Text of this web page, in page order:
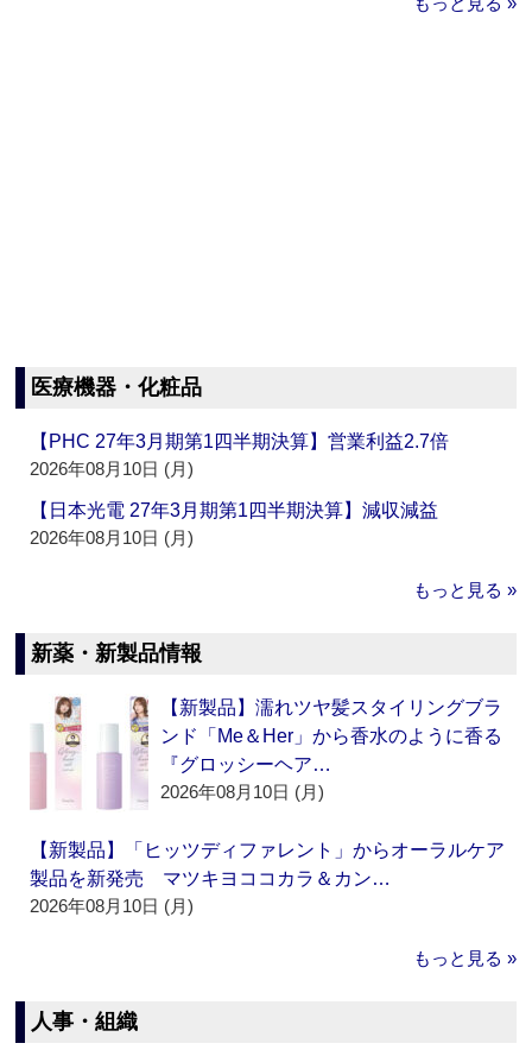
医療機器・化粧品
【PHC 27年3月期第1四半期決算】営業利益2.7倍
2026年08月10日 (月)
【日本光電 27年3月期第1四半期決算】減収減益
2026年08月10日 (月)
もっと見る »
新薬・新製品情報
【新製品】濡れツヤ髪スタイリングブラ
ンド「Me＆Her」から香水のように香る
『グロッシーヘア…
2026年08月10日 (月)
【新製品】「ヒッツディファレント」からオーラルケア
製品を新発売 マツキヨココカラ＆カン…
2026年08月10日 (月)
もっと見る »
人事・組織